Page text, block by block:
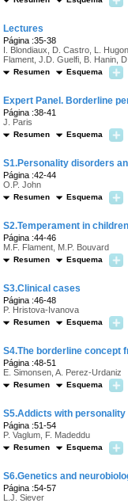
Lectures
Página :35-38
I. Blondiaux, D. Castro, L.
Flament, J.D. Guelfi, B. Hanin,
Resumen Esquema
Expert Panel. Borderline
Página :38-41
J. Paris
Resumen Esquema
S1.Personality disorders
Página :42-44
O.P. John
Resumen Esquema
S2.Temperament in
Página :44-46
M.F. Flament, M.P. Bouvard
Resumen Esquema
S3.Clinical cases
Página :46-48
P. Hristova-Ivanova
Resumen Esquema
S4.The borderline concept
Página :48-51
E. Simonsen, A. Perez-Urdaniz
Resumen Esquema
S5.Addicts with
Página :51-54
P. Vaglum, F. Madeddu
Resumen Esquema
S6.Genetics and
Página :54-57
L.J. Siever